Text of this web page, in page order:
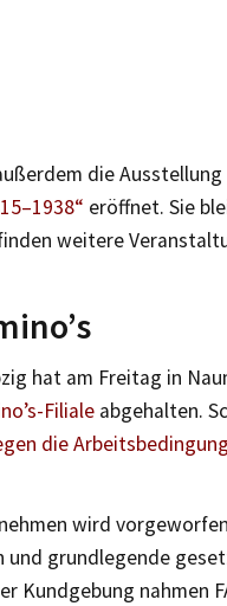
die Ausstellung
eröffnet. Sie
weitere
hat am Freitag in
Filiale abgehalten.
die
wird
und grundlegende
Kundgebung nahmen